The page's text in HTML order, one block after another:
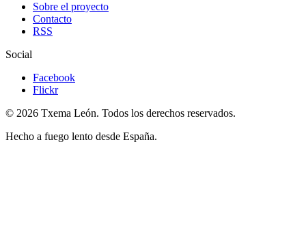
Sobre el proyecto
Contacto
RSS
Social
Facebook
Flickr
© 2026 Txema León. Todos los derechos reservados.
Hecho a fuego lento desde España.